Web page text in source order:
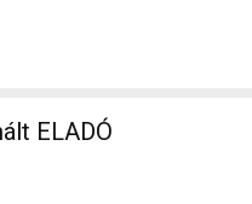
ELADÓ